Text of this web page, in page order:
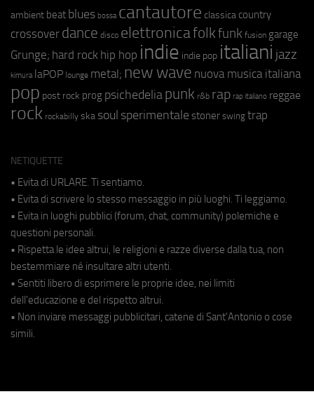
ambient beat blues bossa cantautore classica country
crossover dance disco elettronicafolkfunk fusion garage
Grunge; hard rock hip hop indie indie pop italiani jazz
kimura laPOP lounge metal; new wave nuova musica italiana
pop post rock prog psichedeliapunk r&b rap rap italiano reggae
rock rockabilly ska soul sperimentale stoner swing trap
NETIQUETTE
• Evita di URLARE. Ti sentiamo.
• Evita di scrivere lo stesso messaggio in più luoghi. Ti leggiamo.
• Evita in luoghi pubblici (forum, chat, community) polemiche e
questioni personali.
• Rispetta le idee altrui, le religioni e razze diverse dalla tua, non
bestemmiare né insultare altri utenti.
• Sentiti libero di esprimere le proprie idee, nei limiti
dell'educazione e del rispetto altrui.
• Non inviare messaggi pubblicitari, catene di Sant'Antonio o cose
simili.